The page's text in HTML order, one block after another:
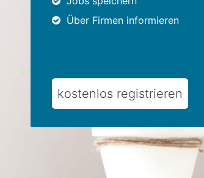
Über Firmen informieren
kostenlos registrieren